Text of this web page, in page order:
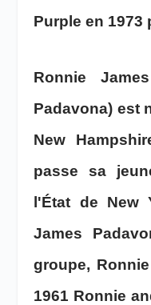
Purple en 1973
Ronnie
Padavona) est
New
passe sa
l'État de New
James
groupe,
1961 Ronnie